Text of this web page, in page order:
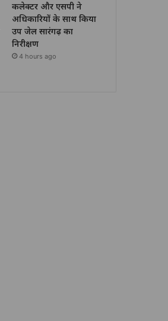
कलेक्टर और एसपी ने
अधिकारियों के साथ किया
उप जेल सारंगढ़ का
निरीक्षण
4 hours ago